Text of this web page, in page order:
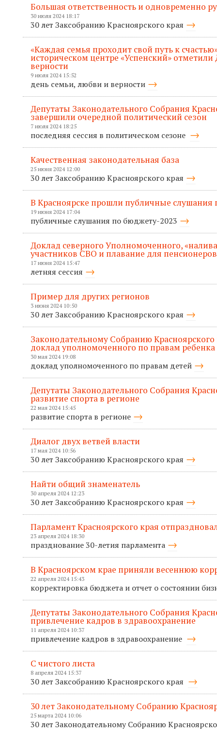
Большая ответственность и одновременно
30 июля 2024 18:17
30 лет Заксобранию Красноярского края
«Каждая семья проходит свой путь к
историческом центре «Успенский»
верности
9 июля 2024 15:52
день семьи, любви и верности
Депутаты Законодательного Собрания
завершили очередной политический сезон
7 июля 2024 18:25
последняя сессия в политическом сезоне
Качественная законодательная база
25 июня 2024 12:00
30 лет Заксобранию Красноярского края
В Красноярске прошли публичные слушания
19 июня 2024 17:04
публичные слушания по бюджету-2023
Доклад северного Уполномоченного,
участников СВО и плавание для пенсионеров
17 июня 2024 15:47
летняя сессия
Пример для других регионов
3 июня 2024 10:50
30 лет Заксобранию Красноярского края
Законодательному Собранию
доклад уполномоченного по правам ребенка
30 мая 2024 19:08
доклад уполномоченного по правам детей
Депутаты Законодательного Собрания
развитие спорта в регионе
22 мая 2024 15:45
развитие спорта в регионе
Диалог двух ветвей власти
17 мая 2024 10:56
30 лет Заксобранию Красноярского края
Найти общий знаменатель
30 апреля 2024 12:23
30 лет Заксобранию Красноярского края
Парламент Красноярского края
23 апреля 2024 18:30
празднование 30-летия парламента
В Красноярском крае приняли весеннюю
22 апреля 2024 15:43
корректировка бюджета и отчет о состоянии
Депутаты Законодательного Собрания
привлечение кадров в здравоохранение
11 апреля 2024 10:37
привлечение кадров в здравоохранение
С чистого листа
8 апреля 2024 15:37
30 лет Заксобранию Красноярского края
30 лет Законодательному Собранию
25 марта 2024 10:06
30 лет Законодательному Собранию